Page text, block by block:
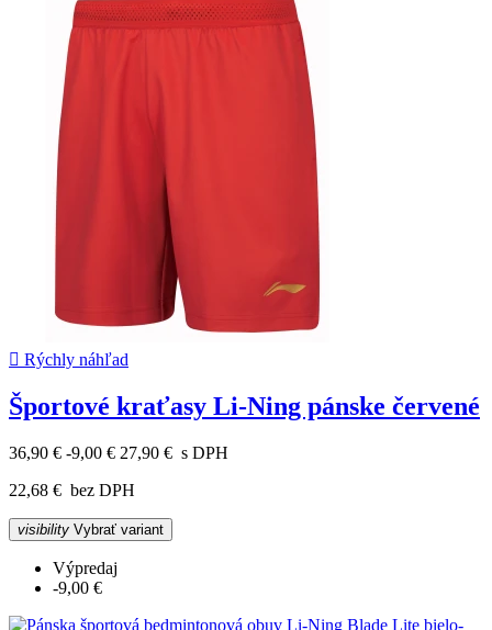
 Rýchly náhľad
Športové kraťasy Li-Ning pánske červené
36,90 € -9,00 € 27,90 € s DPH
22,68 € bez DPH
visibility Vybrať variant
Výpredaj
-9,00 €